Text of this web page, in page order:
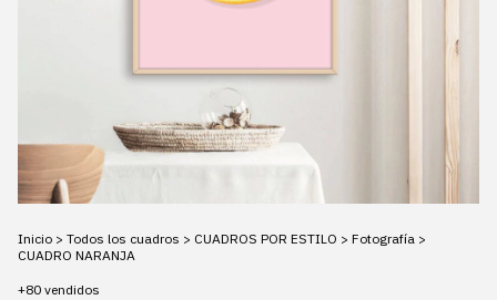
Inicio > Todos los cuadros > CUADROS POR ESTILO > Fotografía >
CUADRO NARANJA
+80 vendidos